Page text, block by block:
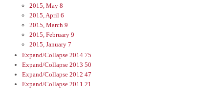
2015, May 8
2015, April 6
2015, March 9
2015, February 9
2015, January 7
Expand/Collapse 2014 75
Expand/Collapse 2013 50
Expand/Collapse 2012 47
Expand/Collapse 2011 21